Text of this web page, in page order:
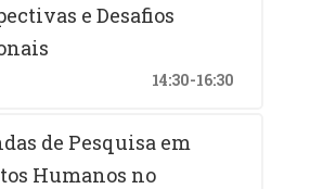
e Desafios
14:30-16:30
de Pesquisa em
Humanos no